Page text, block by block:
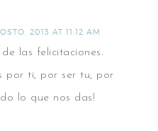
2013 AT 11:12 AM
las felicitaciones.
por ti, por ser tu, por
lo que nos das!